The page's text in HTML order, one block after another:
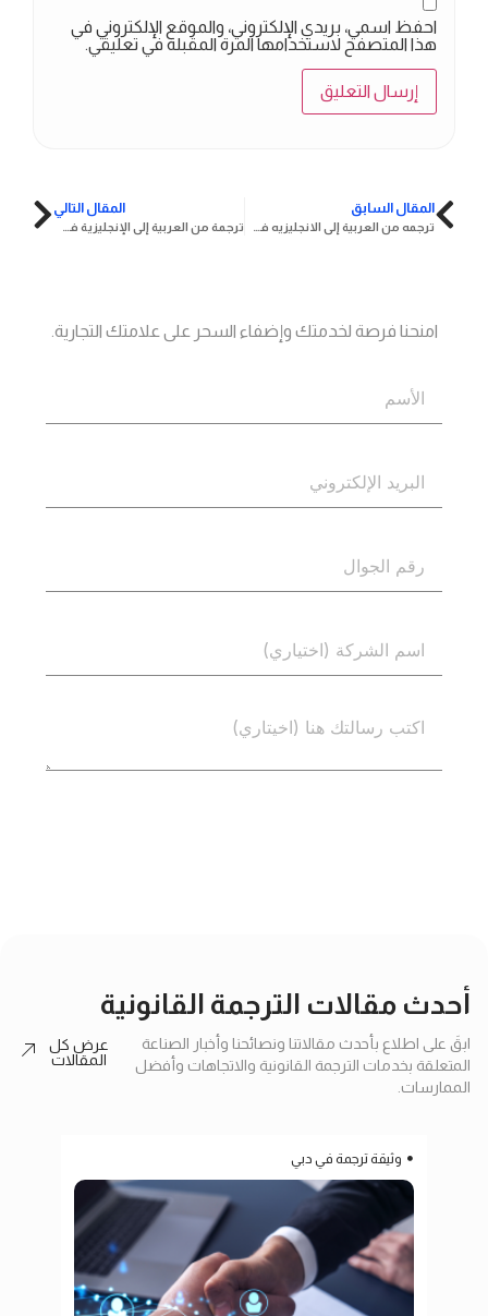
امنحنا فرصة لخدمتك وإضفاء السحر على علامتك التجارية.
احفظ اسمي، بريدي الإلكتروني، والموقع الإلكتروني في
هذا المتصفح لاستخدامها المرة المقبلة في تعليقي.
المقال السابق المقال التالي
أحدث مقالات الترجمة القانونية
ابقَ على اطلاع بأحدث مقالاتنا ونصائحنا وأخبار الصناعة
المتعلقة بخدمات الترجمة القانونية والاتجاهات وأفضل
الممارسات.
عرض كل
المقالات
وثيقة ترجمة في دبي